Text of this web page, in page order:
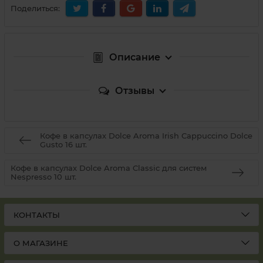
Поделиться:
Описание
Отзывы
Кофе в капсулах Dolce Aroma Irish Сappuccino Dolce
Gusto 16 шт.
Кофе в капсулах Dolce Aroma Classic для систем
Nespresso 10 шт.
КОНТАКТЫ
О МАГАЗИНЕ